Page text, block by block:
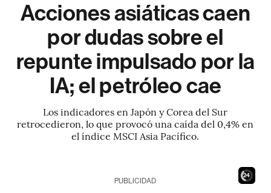
Acciones asiáticas caen
por dudas sobre el
repunte impulsado por la
IA; el petróleo cae
Los indicadores en Japón y Corea del Sur
retrocedieron, lo que provocó una caída del 0,4% en
el índice MSCI Asia Pacífico.
22
PUBLICIDAD